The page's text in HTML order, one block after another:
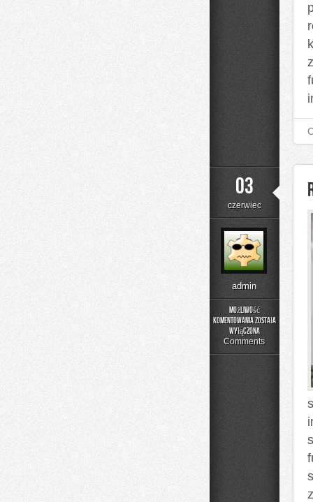
03
czerwiec
admin
Możliwość
komentowania
Rehabilitacja
Fizjoterapia
została
wyłączona
Comments